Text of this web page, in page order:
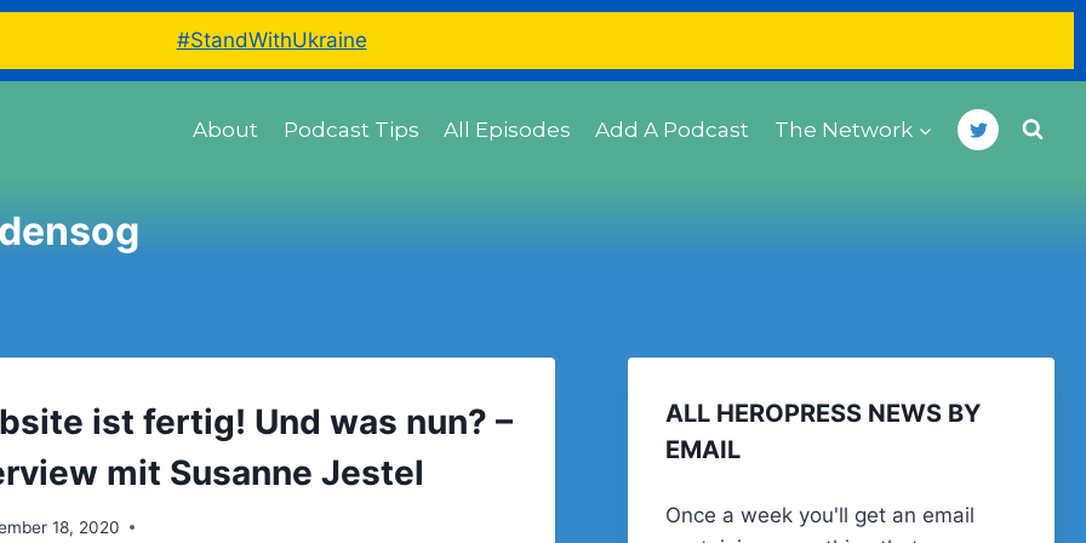
#StandWithUkraine
About Podcast Tips All Episodes Add A Podcast The Network
ist fertig! Und was nun? –
mit Susanne Jestel
18, 2020
ALL HEROPRESS NEWS BY
EMAIL
Once a week you'll get an email